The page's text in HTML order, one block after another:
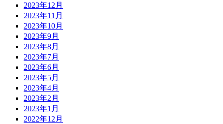
2023年12月
2023年11月
2023年10月
2023年9月
2023年8月
2023年7月
2023年6月
2023年5月
2023年4月
2023年2月
2023年1月
2022年12月